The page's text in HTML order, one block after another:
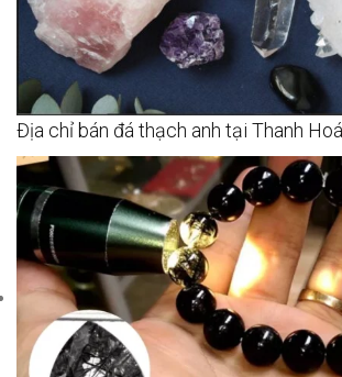
Địa chỉ bán đá thạch anh tại Thanh